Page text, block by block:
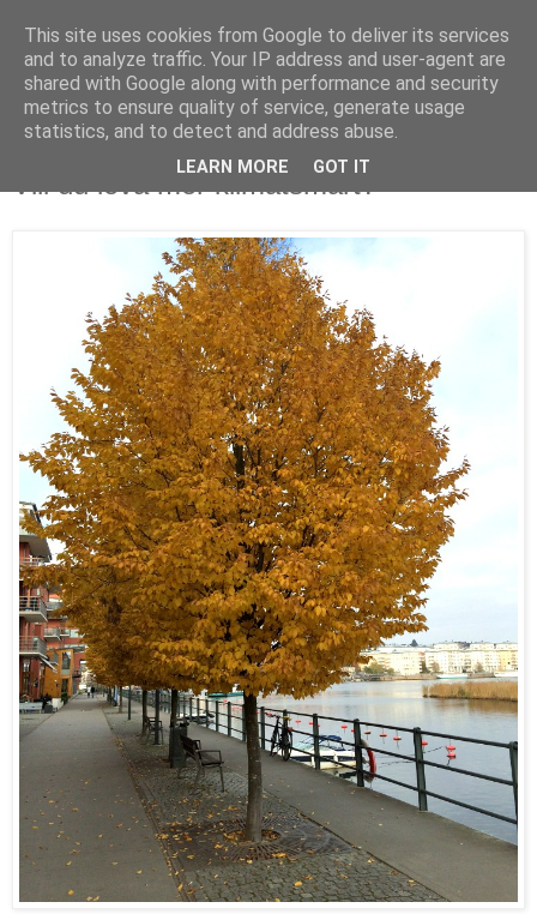
Vill du leva mer klimatsmart?
This site uses cookies from Google to deliver its services
and to analyze traffic. Your IP address and user-agent are
shared with Google along with performance and security
metrics to ensure quality of service, generate usage
statistics, and to detect and address abuse.
LEARN MORE GOT IT